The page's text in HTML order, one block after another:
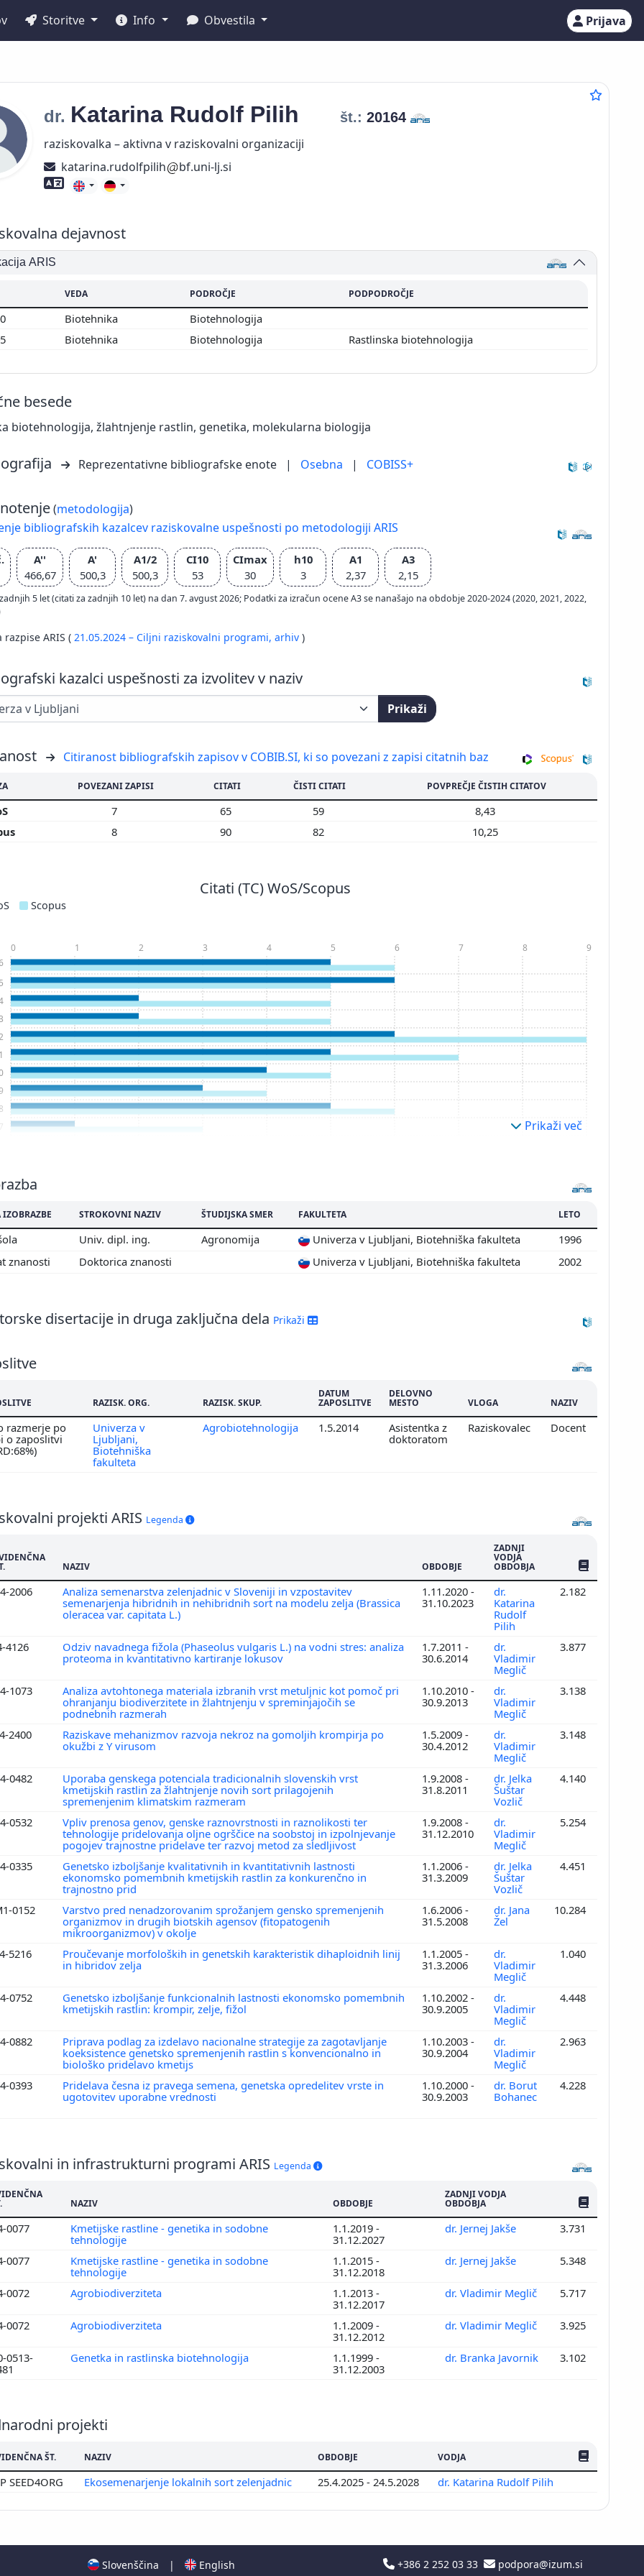
Storitve Info Obvestila Prijava
dr. Katarina Rudolf Pilih št.: 20164
raziskovalka – aktivna v raziskovalni organizaciji
katarina.rudolfpilih
bf.uni-lj.si
Znanje tujih jezikov
dejavnost
ARIS
VEDA PODROČJE PODPODROČJE
Biotehnika
Biotehnologija
Biotehnika Biotehnologija Rastlinska biotehnologija
besede
biotehnologija, žlahtnjenje rastlin, genetika, molekularna biologija
Reprezentativne bibliografske enote | Osebna | COBISS+
(metodologija)
bibliografskih kazalcev raziskovalne uspešnosti po metodologiji ARIS
A''
466,67
A'
500,3
A1/2
500,3
CI10
53
CImax
30
h10
3
A1
2,37
A3
2,15
5 let (citati za zadnjih 10 let) na dan 7. avgust 2026; Podatki za izračun ocene A3 se nanašajo na obdobje 2020-2024 (2020, 2021, 2022,
razpise ARIS ( 21.05.2024 – Ciljni raziskovalni programi, arhiv )
kazalci uspešnosti za izvolitev v naziv
Prikaži
Citiranost bibliografskih zapisov v COBIB.SI, ki so povezani z zapisi citatnih baz
POVEZANI ZAPISI CITATI ČISTI CITATI POVPREČJE ČISTIH CITATOV
7 65 59
8,43
8 90 82 10,25
Citati (TC) WoS/Scopus
Scopus
0 1 2 3 4 5 6 7 8 9
Prikaži več
IZOBRAZBE STROKOVNI NAZIV ŠTUDIJSKA SMER FAKULTETA LETO
Univ. dipl. ing. Agronomija Univerza v Ljubljani, Biotehniška fakulteta
1996
znanosti
Doktorica znanosti Univerza v Ljubljani, Biotehniška fakulteta 2002
disertacije in druga zaključna dela Prikaži
RAZISK. ORG. RAZISK. SKUP.
DATUM
ZAPOSLITVE
DELOVNO
MESTO VLOGA NAZIV
razmerje po
o zaposlitvi
Univerza v
Ljubljani,
Biotehniška
fakulteta
Agrobiotehnologija 1.5.2014
Asistentka z
doktoratom
Raziskovalec Docent
projekti ARIS Legenda
NAZIV OBDOBJE
ZADNJI
VODJA
OBDOBJA ŠTEV.
2006
Analiza semenarstva zelenjadnic v Sloveniji in vzpostavitev
semenarjenja hibridnih in nehibridnih sort na modelu zelja (Brassica
oleracea var. capitata L.)
1.11.2020 -
31.10.2023
dr.
Katarina
Rudolf
Pilih
2.182
4126
Odziv navadnega fižola (Phaseolus vulgaris L.) na vodni stres: analiza
proteoma in kvantitativno kartiranje lokusov
1.7.2011 -
30.6.2014
dr.
Vladimir
Meglič
3.877
1073
Analiza avtohtonega materiala izbranih vrst metuljnic kot pomoč pri
ohranjanju biodiverzitete in žlahtnjenju v spreminjajočih se
podnebnih razmerah
1.10.2010 -
30.9.2013
dr.
Vladimir
Meglič
3.138
2400
Raziskave mehanizmov razvoja nekroz na gomoljih krompirja po
okužbi z Y virusom
1.5.2009 -
30.4.2012
dr.
Vladimir
Meglič
3.148
0482
Uporaba genskega potenciala tradicionalnih slovenskih vrst
kmetijskih rastlin za žlahtnjenje novih sort prilagojenih
spremenjenim klimatskim razmeram
1.9.2008 -
31.8.2011
dr. Jelka
Šuštar
Vozlič
4.140
0532
Vpliv prenosa genov, genske raznovrstnosti in raznolikosti ter
tehnologije pridelovanja oljne ogrščice na soobstoj in izpolnjevanje
pogojev trajnostne pridelave ter razvoj metod za sledljivost
1.9.2008 -
31.12.2010
dr.
Vladimir
Meglič
5.254
0335
Genetsko izboljšanje kvalitativnih in kvantitativnih lastnosti
ekonomsko pomembnih kmetijskih rastlin za konkurenčno in
trajnostno prid
1.1.2006 -
31.3.2009
dr. Jelka
Šuštar
Vozlič
4.451
0152
Varstvo pred nenadzorovanim sprožanjem gensko spremenjenih
organizmov in drugih biotskih agensov (fitopatogenih
mikroorganizmov) v okolje
1.6.2006 -
31.5.2008
dr. Jana
Žel
10.284
5216
Proučevanje morfoloških in genetskih karakteristik dihaploidnih linij
in hibridov zelja
1.1.2005 -
31.3.2006
dr.
Vladimir
Meglič
1.040
0752
Genetsko izboljšanje funkcionalnih lastnosti ekonomsko pomembnih
kmetijskih rastlin: krompir, zelje, fižol
1.10.2002 -
30.9.2005
dr.
Vladimir
Meglič
4.448
0882
Priprava podlag za izdelavo nacionalne strategije za zagotavljanje
koeksistence genetsko spremenjenih rastlin s konvencionalno in
biološko pridelavo kmetijs
1.10.2003 -
30.9.2004
dr.
Vladimir
Meglič
2.963
0393
Pridelava česna iz pravega semena, genetska opredelitev vrste in
ugotovitev uporabne vrednosti
1.10.2000 -
30.9.2003
dr. Borut
Bohanec
4.228
in infrastrukturni programi ARIS Legenda
NAZIV OBDOBJE
ZADNJI VODJA
OBDOBJA ŠTEV.
0077
Kmetijske rastline - genetika in sodobne
tehnologije
1.1.2019 -
31.12.2027
dr. Jernej Jakše 3.731
0077
Kmetijske rastline - genetika in sodobne
tehnologije
1.1.2015 -
31.12.2018
dr. Jernej Jakše 5.348
0072 Agrobiodiverziteta
1.1.2013 -
31.12.2017
dr. Vladimir Meglič 5.717
0072 Agrobiodiverziteta
1.1.2009 -
31.12.2012
dr. Vladimir Meglič 3.925
0513-
Genetka in rastlinska biotehnologija
1.1.1999 -
31.12.2003
dr. Branka Javornik 3.102
projekti
ŠT. NAZIV OBDOBJE VODJA ŠTEV.
SEED4ORG Ekosemenarjenje lokalnih sort zelenjadnic 25.4.2025 - 24.5.2028 dr. Katarina Rudolf Pilih
Slovenščina | English +386 2 252 03 33 podpora@izum.si